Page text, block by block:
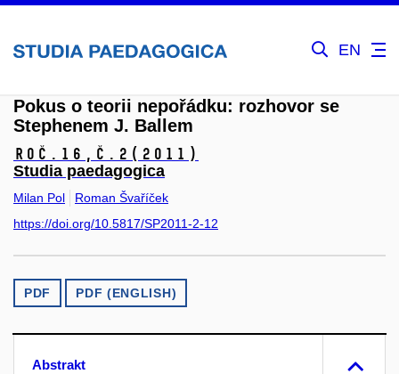
EN
Pokus o teorii nepořádku: rozhovor se
Stephenem J. Ballem
Roč.16, č.2 (2011)
Studia paedagogica
Milan Pol
Roman Švaříček
https://doi.org/10.5817/SP2011-2-12
PDF PDF (ENGLISH)
Abstrakt